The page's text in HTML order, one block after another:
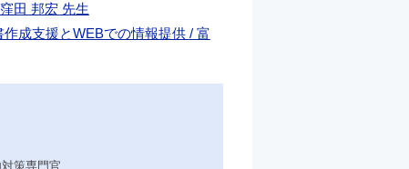
田 邦宏 先生
成支援とWEBでの情報提供 /富
策専門官